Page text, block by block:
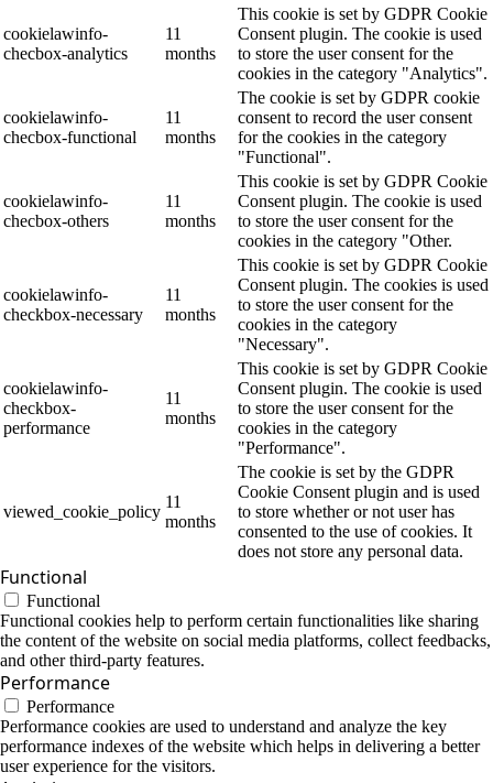
cookielawinfo-
checbox-analytics
11
months
This cookie is set by GDPR Cookie
Consent plugin. The cookie is used
to store the user consent for the
cookies in the category "Analytics".
cookielawinfo-
checbox-functional
11
months
The cookie is set by GDPR cookie
consent to record the user consent
for the cookies in the category
"Functional".
cookielawinfo-
checbox-others
11
months
This cookie is set by GDPR Cookie
Consent plugin. The cookie is used
to store the user consent for the
cookies in the category "Other.
cookielawinfo-
checkbox-necessary
11
months
This cookie is set by GDPR Cookie
Consent plugin. The cookies is used
to store the user consent for the
cookies in the category
"Necessary".
cookielawinfo-
checkbox-
performance
11
months
This cookie is set by GDPR Cookie
Consent plugin. The cookie is used
to store the user consent for the
cookies in the category
"Performance".
viewed_cookie_policy
11
months
The cookie is set by the GDPR
Cookie Consent plugin and is used
to store whether or not user has
consented to the use of cookies. It
does not store any personal data.
Functional
Functional
Functional cookies help to perform certain functionalities like sharing
the content of the website on social media platforms, collect feedbacks,
and other third-party features.
Performance
Performance
Performance cookies are used to understand and analyze the key
performance indexes of the website which helps in delivering a better
user experience for the visitors.